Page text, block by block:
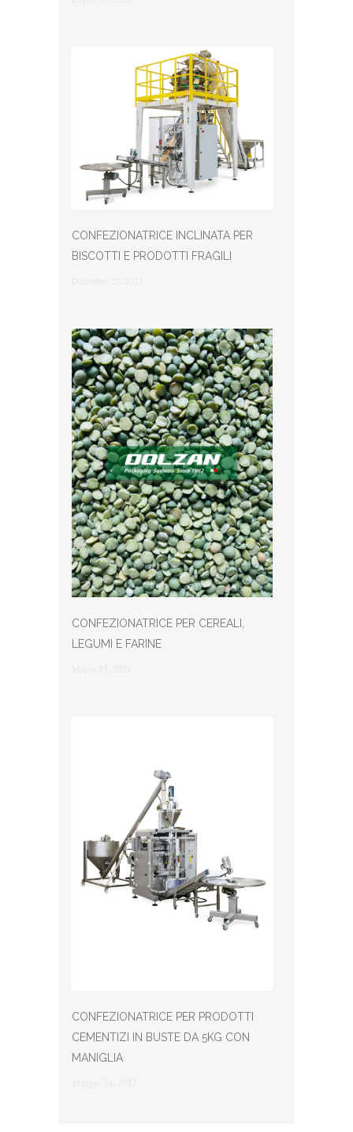
CONFEZIONATRICE INCLINATA PER
BISCOTTI E PRODOTTI FRAGILI
CONFEZIONATRICE PER CEREALI,
LEGUMI E FARINE
CONFEZIONATRICE PER PRODOTTI
CEMENTIZI IN BUSTE DA 5KG CON
MANIGLIA